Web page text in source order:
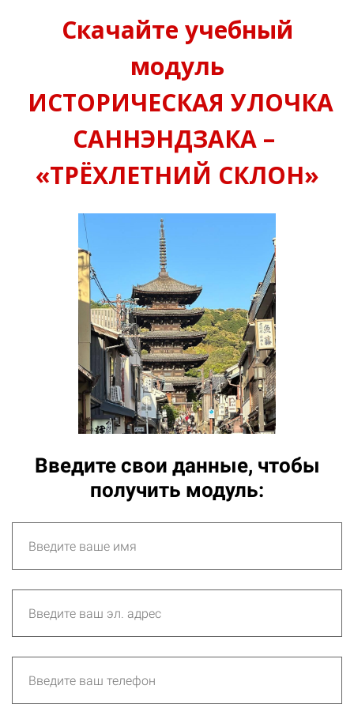
Скачайте учебный
модуль
ИСТОРИЧЕСКАЯ УЛОЧКА
САННЭНДЗАКА –
«ТРЁХЛЕТНИЙ СКЛОН»
Введите свои данные, чтобы
получить модуль: